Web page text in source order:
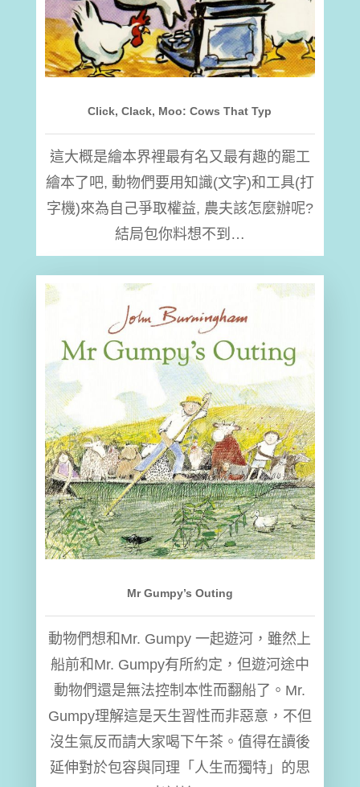
Click, Clack, Moo: Cows That Typ
這大概是繪本界裡最有名又最有趣的罷工
繪本了吧, 動物們要用知識(文字)和工具(打
字機)來為自己爭取權益, 農夫該怎麼辦呢?
結局包你料想不到…
Mr Gumpy’s Outing
動物們想和Mr. Gumpy 一起遊河，雖然上
船前和Mr. Gumpy有所約定，但遊河途中
動物們還是無法控制本性而翻船了。Mr.
Gumpy理解這是天生習性而非惡意，不但
沒生氣反而請大家喝下午茶。值得在讀後
延伸對於包容與同理「人生而獨特」的思